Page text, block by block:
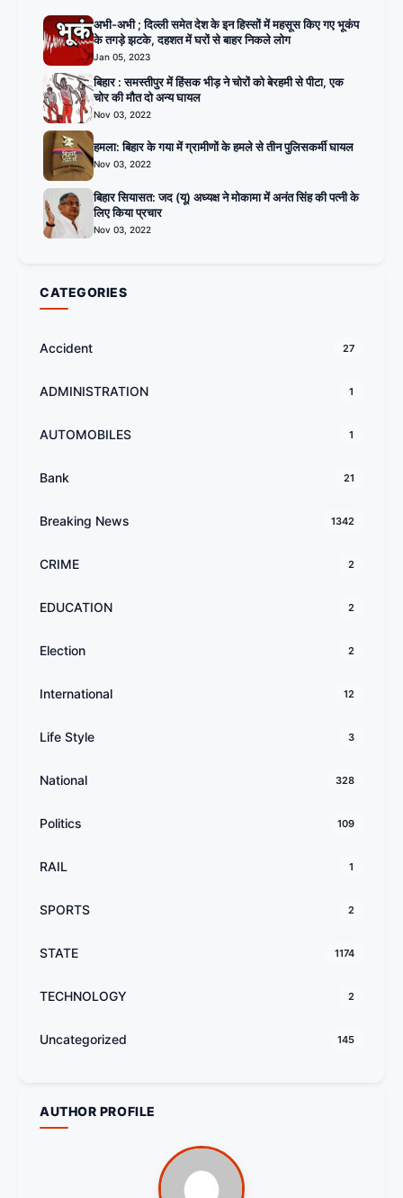
अभी-अभी ; दिल्ली समेत देश के इन हिस्सों में महसूस किए गए भूकंप
के तगड़े झटके, दहशत में घरों से बाहर निकले लोग
Jan 05, 2023
बिहार : समस्तीपुर में हिंसक भीड़ ने चोरों को बेरहमी से पीटा, एक
चोर की मौत दो अन्य घायल
Nov 03, 2022
हमला: बिहार के गया में ग्रामीणों के हमले से तीन पुलिसकर्मी घायल
Nov 03, 2022
बिहार सियासत: जद (यू) अध्यक्ष ने मोकामा में अनंत सिंह की पत्नी के
लिए किया प्रचार
Nov 03, 2022
CATEGORIES
Accident 27
ADMINISTRATION 1
AUTOMOBILES 1
Bank 21
Breaking News 1342
CRIME 2
EDUCATION 2
Election 2
International 12
Life Style 3
National 328
Politics 109
RAIL 1
SPORTS 2
STATE 1174
TECHNOLOGY 2
Uncategorized 145
AUTHOR PROFILE